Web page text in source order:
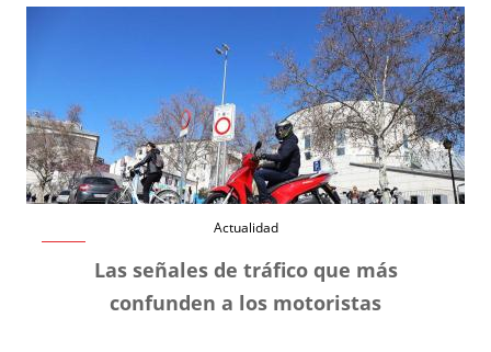
Actualidad
Las señales de tráfico que más
confunden a los motoristas